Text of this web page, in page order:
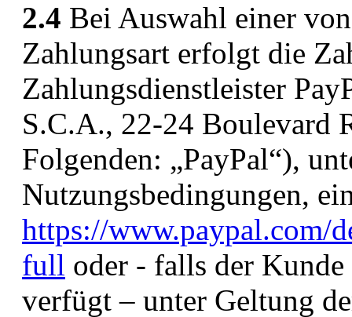
2.4 Bei Auswahl einer
Zahlungsart erfolgt die
Zahlungsdienstleister
S.C.A., 22-24 Boulevard
Folgenden: „PayPal“),
Nutzungsbedingungen,
https://www.paypal.com/
full oder - falls der
verfügt – unter Geltung